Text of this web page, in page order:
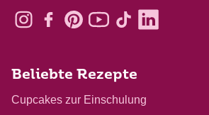
Beliebte Rezepte
Cupcakes zur Einschulung